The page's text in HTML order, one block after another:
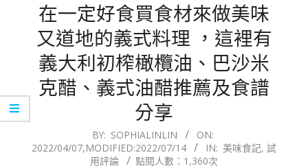
在一定好食買食材來做美味
又道地的義式料理 ，這裡有
義大利初榨橄欖油、巴沙米
克醋、義式油醋推薦及食譜
分享
04-
BY: SOPHIALINLIN
ON:
2022/04/07,MODIFIED:2022/07/14 IN: 美味食記, 試
用評論
點閱人數：1,360次